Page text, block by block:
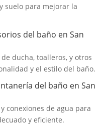
suelo para mejorar la
del baño en San
ducha, toalleros, y otros
y el estilo del baño.
del baño en San
conexiones de agua para
y eficiente.